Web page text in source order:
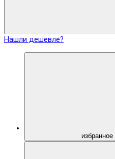
Нашли дешевле?
избранное